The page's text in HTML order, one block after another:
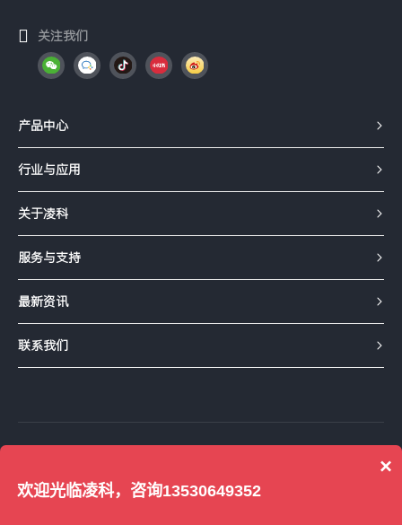
关注我们
产品中心
行业与应用
关于凌科
服务与支持
最新资讯
联系我们
凌科天猫旗舰店
凌科淘宝企业店
×
欢迎光临凌科，咨询13530649352